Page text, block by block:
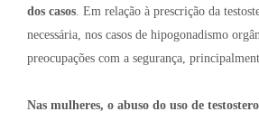
dos casos. Em relação à prescrição da
necessária, nos casos de hipogonadismo
preocupações com a segurança,
Nas mulheres, o abuso do uso de